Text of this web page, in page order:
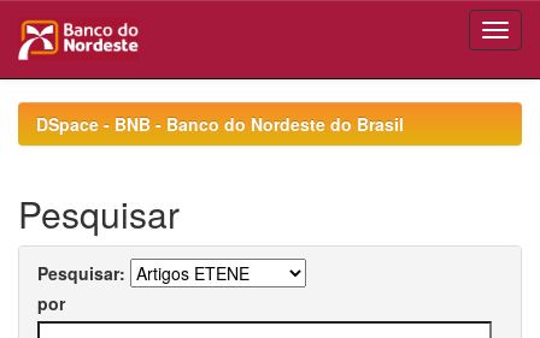
navigationDSpace - BNB - Banco do Nordeste do Brasil
Pesquisar
Pesquisar:
por